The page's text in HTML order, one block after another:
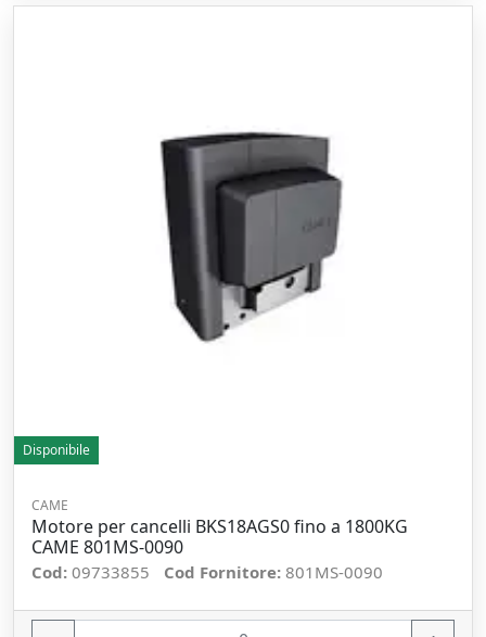
Disponibile
CAME
Motore per cancelli BKS18AGS0 fino a 1800KG
CAME 801MS-0090
Cod: 09733855 Cod Fornitore: 801MS-0090